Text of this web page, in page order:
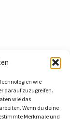
wie
darauf zuzugreifen.
wie das
Wenn du deine
Merkmale und